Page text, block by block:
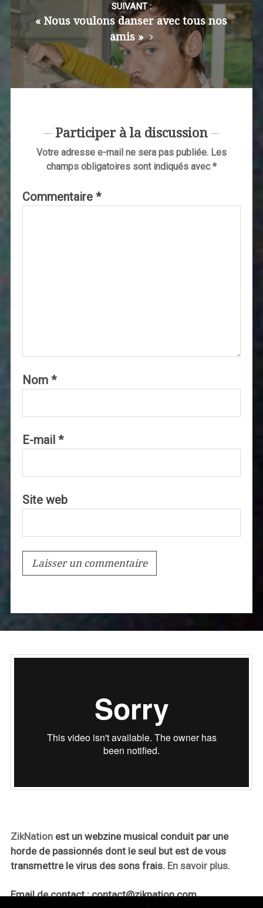
SUIVANT :
« Nous voulons danser avec tous nos
amis »
Participer à la discussion
Votre adresse e-mail ne sera pas publiée. Les
champs obligatoires sont indiqués avec*
Commentaire *
Nom *
E-mail *
Site web
ZikNationest un webzine musical conduit par une
horde de passionnés dont le seul but est de vous
transmettre le virus des sons frais. En savoir plus.
Email de contact :contact@ziknation.com